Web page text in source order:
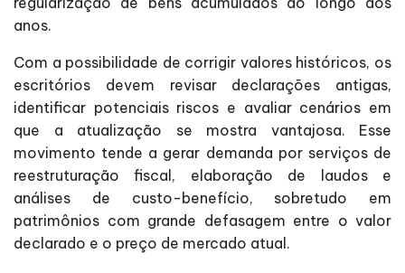
anos.
Com a possibilidade de corrigir valores históricos, os
escritórios devem revisar declarações antigas,
identificar potenciais riscos e avaliar cenários em
que a atualização se mostra vantajosa. Esse
movimento tende a gerar demanda por serviços de
reestruturação fiscal, elaboração de laudos e
análises de custo-benefício, sobretudo em
patrimônios com grande defasagem entre o valor
declarado e o preço de mercado atual.